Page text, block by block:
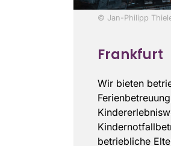
© Jan-Philipp
Frankfurt
Wir bieten
betriebliche